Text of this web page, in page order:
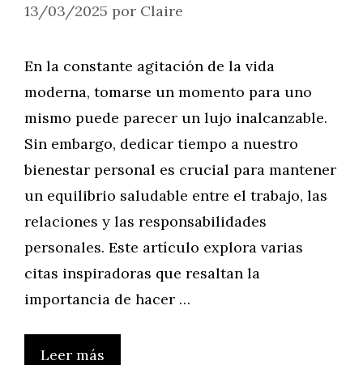
13/03/2025 por Claire
En la constante agitación de la vida
moderna, tomarse un momento para uno
mismo puede parecer un lujo inalcanzable.
Sin embargo, dedicar tiempo a nuestro
bienestar personal es crucial para mantener
un equilibrio saludable entre el trabajo, las
relaciones y las responsabilidades
personales. Este artículo explora varias
citas inspiradoras que resaltan la
importancia de hacer …
Leer más